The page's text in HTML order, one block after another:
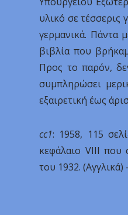
υλικό σε τέσσερις
γερμανικά. Πάντα
βιβλία που
Προς το παρόν,
συμπληρώσει
εξαιρετική έως
cc1: 1958, 115
κεφάλαιο VIII που
του 1932.